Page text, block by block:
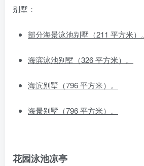
别墅：
部分海景泳池别墅（211 平方米）。
海滨泳池别墅（326 平方米）。
海滨别墅（796 平方米）。
海景别墅（796 平方米）。
花园泳池凉亭